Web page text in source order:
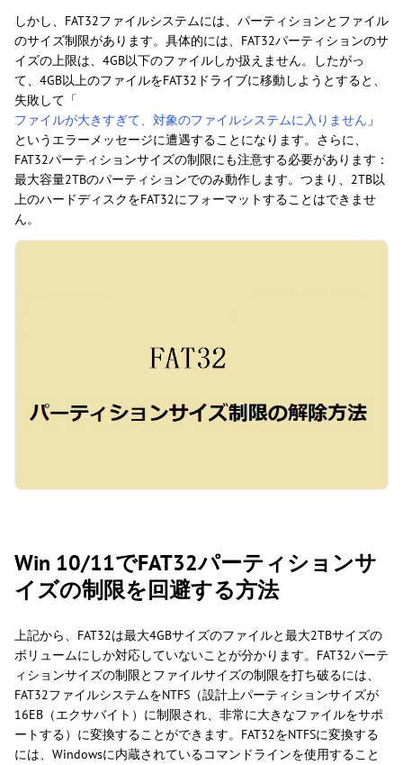
しかし、FAT32ファイルシステムには、パーティションとファイル
のサイズ制限があります。具体的には、FAT32パーティションのサ
イズの上限は、4GB以下のファイルしか扱えません。したがっ
て、4GB以上のファイルをFAT32ドライブに移動しようとすると、
失敗して「
ファイルが大きすぎて、対象のファイルシステムに入りません 」
というエラーメッセージに遭遇することになります。さらに、
FAT32パーティションサイズの制限にも注意する必要があります：
最大容量2TBのパーティションでのみ動作します。つまり、2TB以
上のハードディスクをFAT32にフォーマットすることはできませ
ん。
Win 10/11でFAT32パーティションサ
イズの制限を回避する方法
上記から、FAT32は最大4GBサイズのファイルと最大2TBサイズの
ボリュームにしか対応していないことが分かります。FAT32パーテ
ィションサイズの制限とファイルサイズの制限を打ち破るには、
FAT32ファイルシステムをNTFS（設計上パーティションサイズが
16EB（エクサバイト）に制限され、非常に大きなファイルをサポ
ートする）に変換することができます。FAT32をNTFSに変換する
には、Windowsに内蔵されているコマンドラインを使用すること